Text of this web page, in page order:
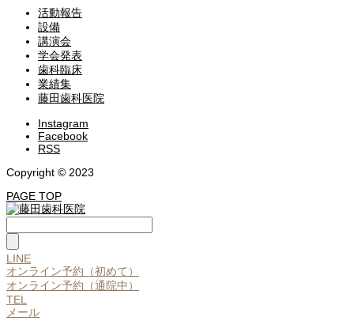
活動報告
設備
講演会
学会発表
歯科臨床
業績集
藤田歯科医院
Instagram
Facebook
RSS
Copyright © 2023
PAGE TOP
LINE
オンライン予約（初めて）
オンライン予約（通院中）
TEL
メール